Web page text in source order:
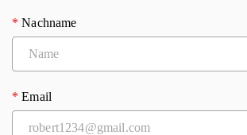
40219 Düsseldorf
* Nachname
* Email